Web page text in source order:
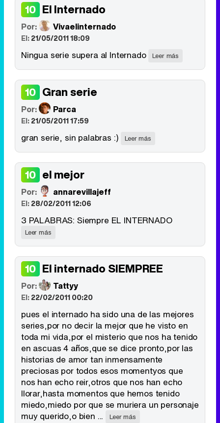
10 El Internado
Por: Vivaelinternado
El:21/05/2011 18:09
Ningua serie supera al Internado Leer más
10 Gran serie
Por: Parca
El:21/05/2011 17:59
gran serie, sin palabras :) Leer más
10 el mejor
Por: annarevillajeff
El:28/02/2011 12:06
3 PALABRAS: Siempre EL INTERNADO
Leer más
10 El internado SIEMPREE
Por: Tattyy
El:22/02/2011 00:20
pues el internado ha sido una de las mejores
series,por no decir la mejor que he visto en
toda mi vida,por el misterio que nos ha tenido
en ascuas 4 años,que se dice pronto,por las
historias de amor tan inmensamente
preciosas por todos esos momentyos que
nos han echo reir,otros que nos han echo
llorar,hasta momentos que hemos tenido
miedo,miedo por que se muriera un personaje
muy querido,o bien ...
Leer más